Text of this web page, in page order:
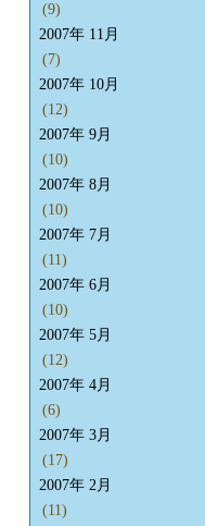
(9)
2007年 11月
(7)
2007年 10月
(12)
2007年 9月
(10)
2007年 8月
(10)
2007年 7月
(11)
2007年 6月
(10)
2007年 5月
(12)
2007年 4月
(6)
2007年 3月
(17)
2007年 2月
(11)